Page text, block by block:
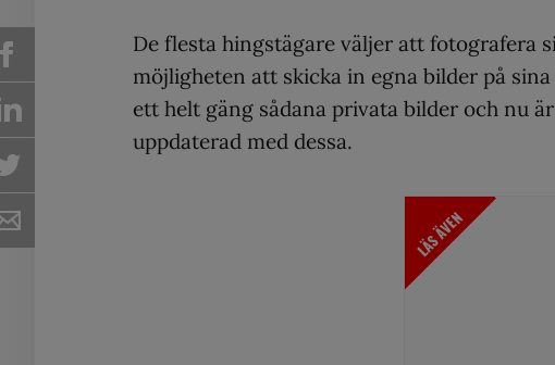
De flesta hingstägare väljer att fotografera
möjligheten att skicka in egna bilder på
ett helt gäng sådana privata bilder och nu är
uppdaterad med dessa.
LÄS ÄVEN